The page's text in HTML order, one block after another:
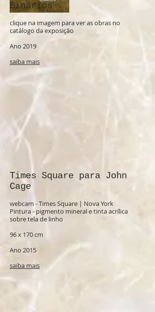
Binários
clique na imagem para ver as obras no
catálogo da exposição
Ano 2019
saiba mais
Times Square para John
Cage
webcam - Times Square | Nova York
Pintura - pigmento mineral e tinta acrílica
sobre tela de linho
96 x 170 cm
Ano 2015
saiba mais